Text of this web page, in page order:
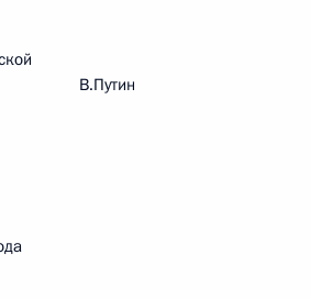
В.Путин